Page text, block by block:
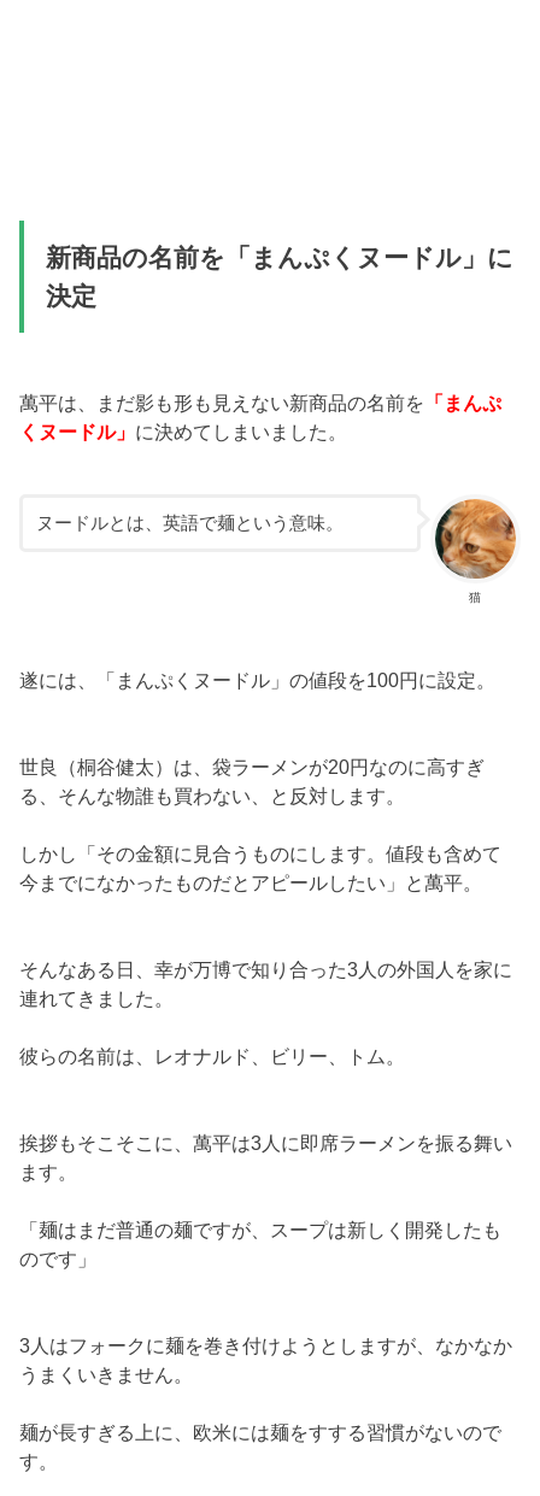
新商品の名前を「まんぷくヌードル」に
決定
萬平は、まだ影も形も見えない新商品の名前を 「まんぷ
くヌードル」 に決めてしまいました。
猫
ヌードルとは、英語で麺という意味。
遂には、「まんぷくヌードル」の値段を100円に設定。
世良（桐谷健太）は、袋ラーメンが20円なのに高すぎ
る、そんな物誰も買わない、と反対します。
しかし「その金額に見合うものにします。値段も含めて
今までになかったものだとアピールしたい」と萬平。
そんなある日、幸が万博で知り合った3人の外国人を家に
連れてきました。
彼らの名前は、レオナルド、ビリー、トム。
挨拶もそこそこに、萬平は3人に即席ラーメンを振る舞い
ます。
「麺はまだ普通の麺ですが、スープは新しく開発したも
のです」
3人はフォークに麺を巻き付けようとしますが、なかなか
うまくいきません。
麺が長すぎる上に、欧米には麺をすする習慣がないので
す。